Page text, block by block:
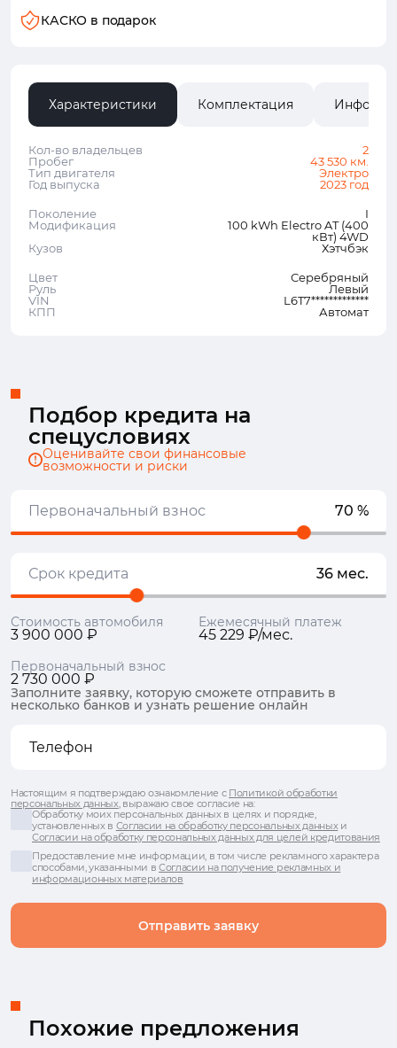
КАСКО в подарок
Характеристики Комплектация
Кол-во владельцев
2
Пробег
43 530 км.
Тип двигателя
Электро
Год выпуска
2023 год
Поколение
I
Модификация
100 kWh Electro AT (400
кВт) 4WD
Кузов
Хэтчбэк
Цвет
Серебряный
Руль
Левый
VIN
L6T7*************
КПП
Автомат
Подбор кредита на
спецусловиях
Оценивайте свои финансовые
возможности и риски
Первоначальный взнос 70 %
Срок кредита 36 мес.
Стоимость автомобиля
3 900 000 ₽
Ежемесячный платеж
45 229 ₽/мес.
Первоначальный взнос
2 730 000 ₽
Заполните заявку, которую сможете отправить в
несколько банков и узнать решение онлайн
Отправить заявку
Настоящим я подтверждаю ознакомление с Политикой обработки
персональных данных, выражаю свое согласие на:
Обработку моих персональных данных в целях и порядке,
установленных в Согласии на обработку персональных данныхи
Согласии на обработку персональных данных для целей кредитования
Предоставление мне информации, в том числе рекламного характера
способами, указанными вСогласии на получение рекламных и
информационных материалов
Похожие предложения